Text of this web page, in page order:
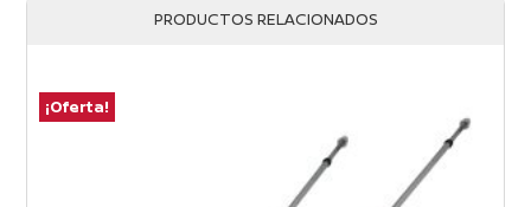
PRODUCTOS RELACIONADOS
¡Oferta!